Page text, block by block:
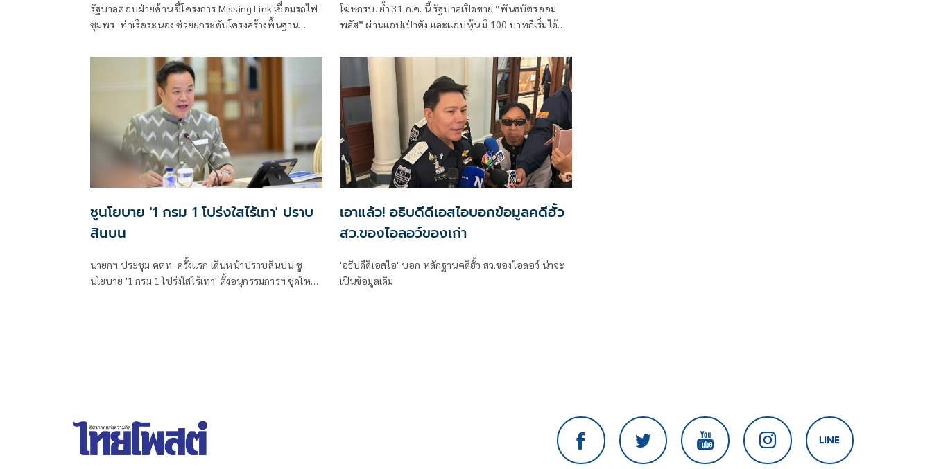
รัฐบาลตอบฝ่ายค้าน ชี้โครงการ Missing Link เชื่อมรถไฟ
ชุมพร–ท่าเรือระนอง ช่วยยกระดับโครงสร้างพื้นฐาน
ยันรับฟังข้อเสนอทุกฝ่าย
โฆษกรบ. ย้ำ 31 ก.ค. นี้ รัฐบาลเปิดขาย “พันธบัตรออม
พลัส” ผ่านแอปเป๋าตัง และแอปหุ้น มี 100 บาทก็เริ่มได้
ชูนโยบาย '1 กรม 1 โปร่งใสไร้เทา' ปราบ
สินบน
นายกฯ ประชุม คตท. ครั้งแรก เดินหน้าปราบสินบน ชู
นโยบาย '1 กรม 1 โปร่งใสไร้เทา' ตั้งอนุกรรมการฯ ชุดใหม่
เอาแล้ว! อธิบดีดีเอสไอบอกข้อมูลคดีฮั้ว
สว.ของไอลอว์ของเก่า
'อธิบดีดีเอสไอ' บอก หลักฐานคดีฮั้ว สว.ของไอลอว์ น่าจะ
เป็นข้อมูลเดิม